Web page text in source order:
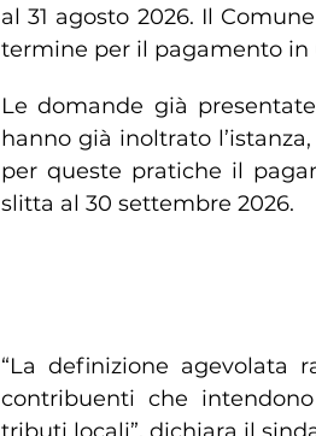
al 31 agosto 2026. Il
termine per il pagamento in
Le domande già
hanno già inoltrato
per queste pratiche il
slitta al 30 settembre 2026.
“La definizione agevolata
contribuenti che